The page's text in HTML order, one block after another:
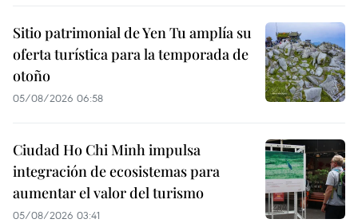
Sitio patrimonial de Yen Tu amplía su
oferta turística para la temporada de
otoño
05/08/2026 06:58
Ciudad Ho Chi Minh impulsa
integración de ecosistemas para
aumentar el valor del turismo
05/08/2026 03:41